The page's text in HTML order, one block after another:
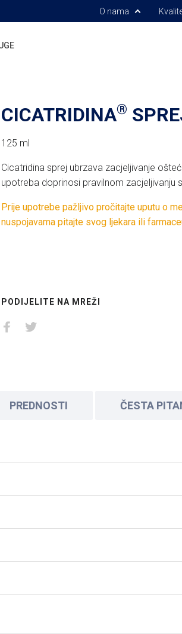
O nama
CICATRIDINA®
125 ml
Cicatridina sprej ubrzava zacjeljivanje
upotreba doprinosi pravilnom zacjeljivanju
Prije upotrebe pažljivo pročitajte uputu o
nuspojavama pitajte svog ljekara ili
PODIJELITE NA MREŽI
PREDNOSTI ČESTA